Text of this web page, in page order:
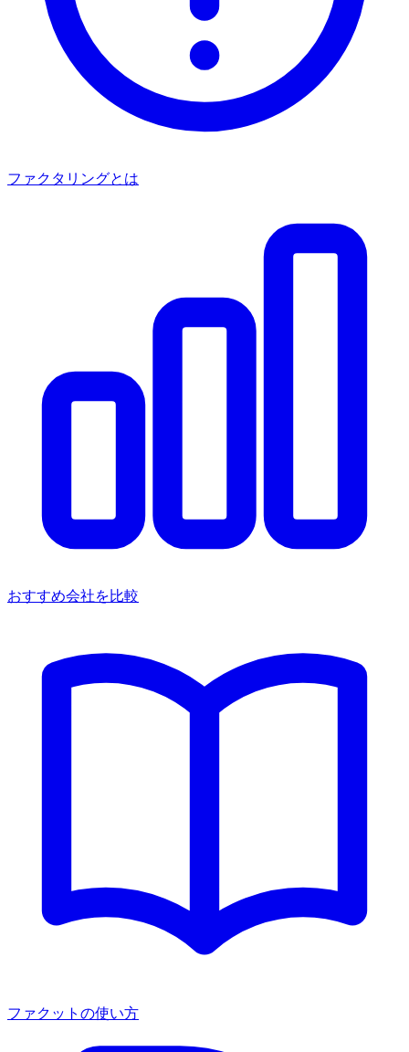
ファクタリングとは
おすすめ会社を比較
ファクットの使い方